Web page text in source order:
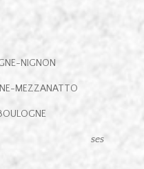
NIGNON
MEZZANATTO
ses